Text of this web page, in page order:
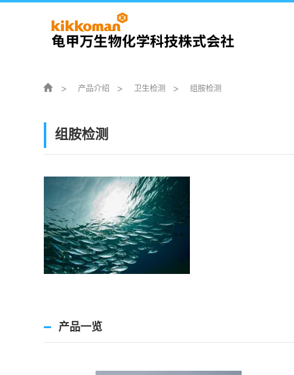
产品介绍 卫生检测 组胺检测
组胺检测
产品一览